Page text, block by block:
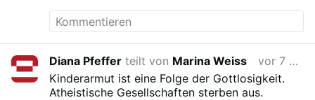
Gmail или другие
зарубежные почтовые
сервисы — так письмо с
большей вероятностью
дойдёт до вас.
Diana Pfeffer teilt von Marina Weiss
vor 7 Tagen
Kinderarmut ist eine Folge der Gottlosigkeit.
Atheistische Gesellschaften sterben aus.